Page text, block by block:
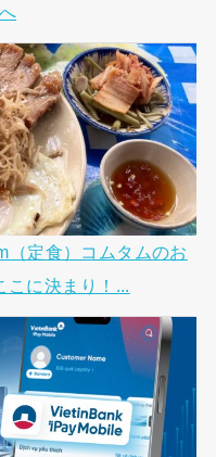
（定食）コムタムのお
こに決まり！...